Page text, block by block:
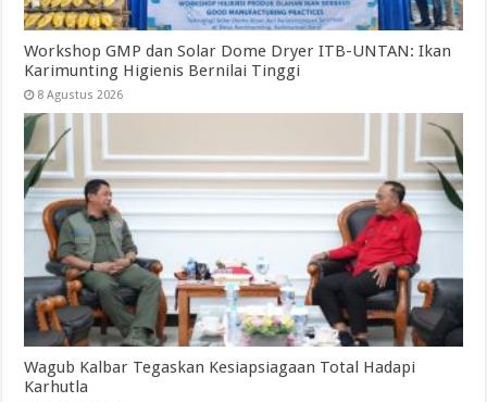
Workshop GMP dan Solar Dome Dryer ITB-UNTAN: Ikan
Karimunting Higienis Bernilai Tinggi
8 Agustus 2026
Wagub Kalbar Tegaskan Kesiapsiagaan Total Hadapi
Karhutla